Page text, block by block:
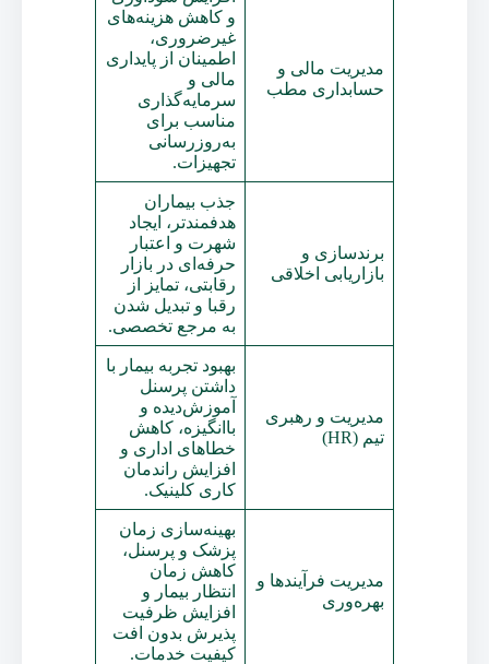
مدیریت مالی و
حسابداری مطب
و کاهش هزینه‌های
غیرضروری،
اطمینان از پایداری
مالی و
سرمایه‌گذاری
مناسب برای
به‌روزرسانی
تجهیزات.
برندسازی و
بازاریابی اخلاقی
جذب بیماران
هدفمندتر، ایجاد
شهرت و اعتبار
حرفه‌ای در بازار
رقابتی، تمایز از
رقبا و تبدیل شدن
به مرجع تخصصی.
مدیریت و رهبری
تیم (HR)
بهبود تجربه بیمار با
داشتن پرسنل
آموزش‌دیده و
باانگیزه، کاهش
خطاهای اداری و
افزایش راندمان
کاری کلینیک.
مدیریت فرآیندها و
بهره‌وری
بهینه‌سازی زمان
پزشک و پرسنل،
کاهش زمان
انتظار بیمار و
افزایش ظرفیت
پذیرش بدون افت
کیفیت خدمات.